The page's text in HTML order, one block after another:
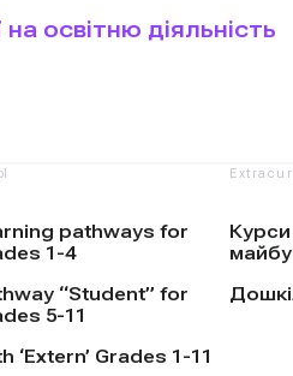
освітню діяльність
pathways for
1-4
“Student” for
5-11
‘Extern’ Grades 1-11